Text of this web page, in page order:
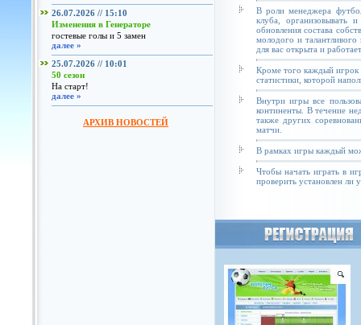
26.07.2026 // 15:10
Изменения в Генераторе
гостевые голы и 5 замен
далее »
25.07.2026 // 10:01
50 сезон
На старт!
далее »
АРХИВ НОВОСТЕЙ
В роли менеджера
клуба, организовывать
обновления состава
молодого и талантливого
для вас открыта и
Кроме того каждый игрок
статистики, которой
Внутри игры все
континенты. В течение
также других
матчи.
В рамках игры каждый
Чтобы начать играть в
проверить установлен ли